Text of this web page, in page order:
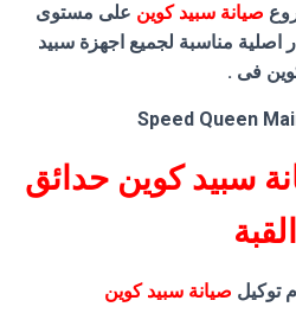
صيانة سبيد كوين على مستوى
اصلية مناسبة لجميع اجهزة سبيد
فى .
Speed Queen
سبيد كوين حدائق
القبة
توكيل صيانة سبيد كوين